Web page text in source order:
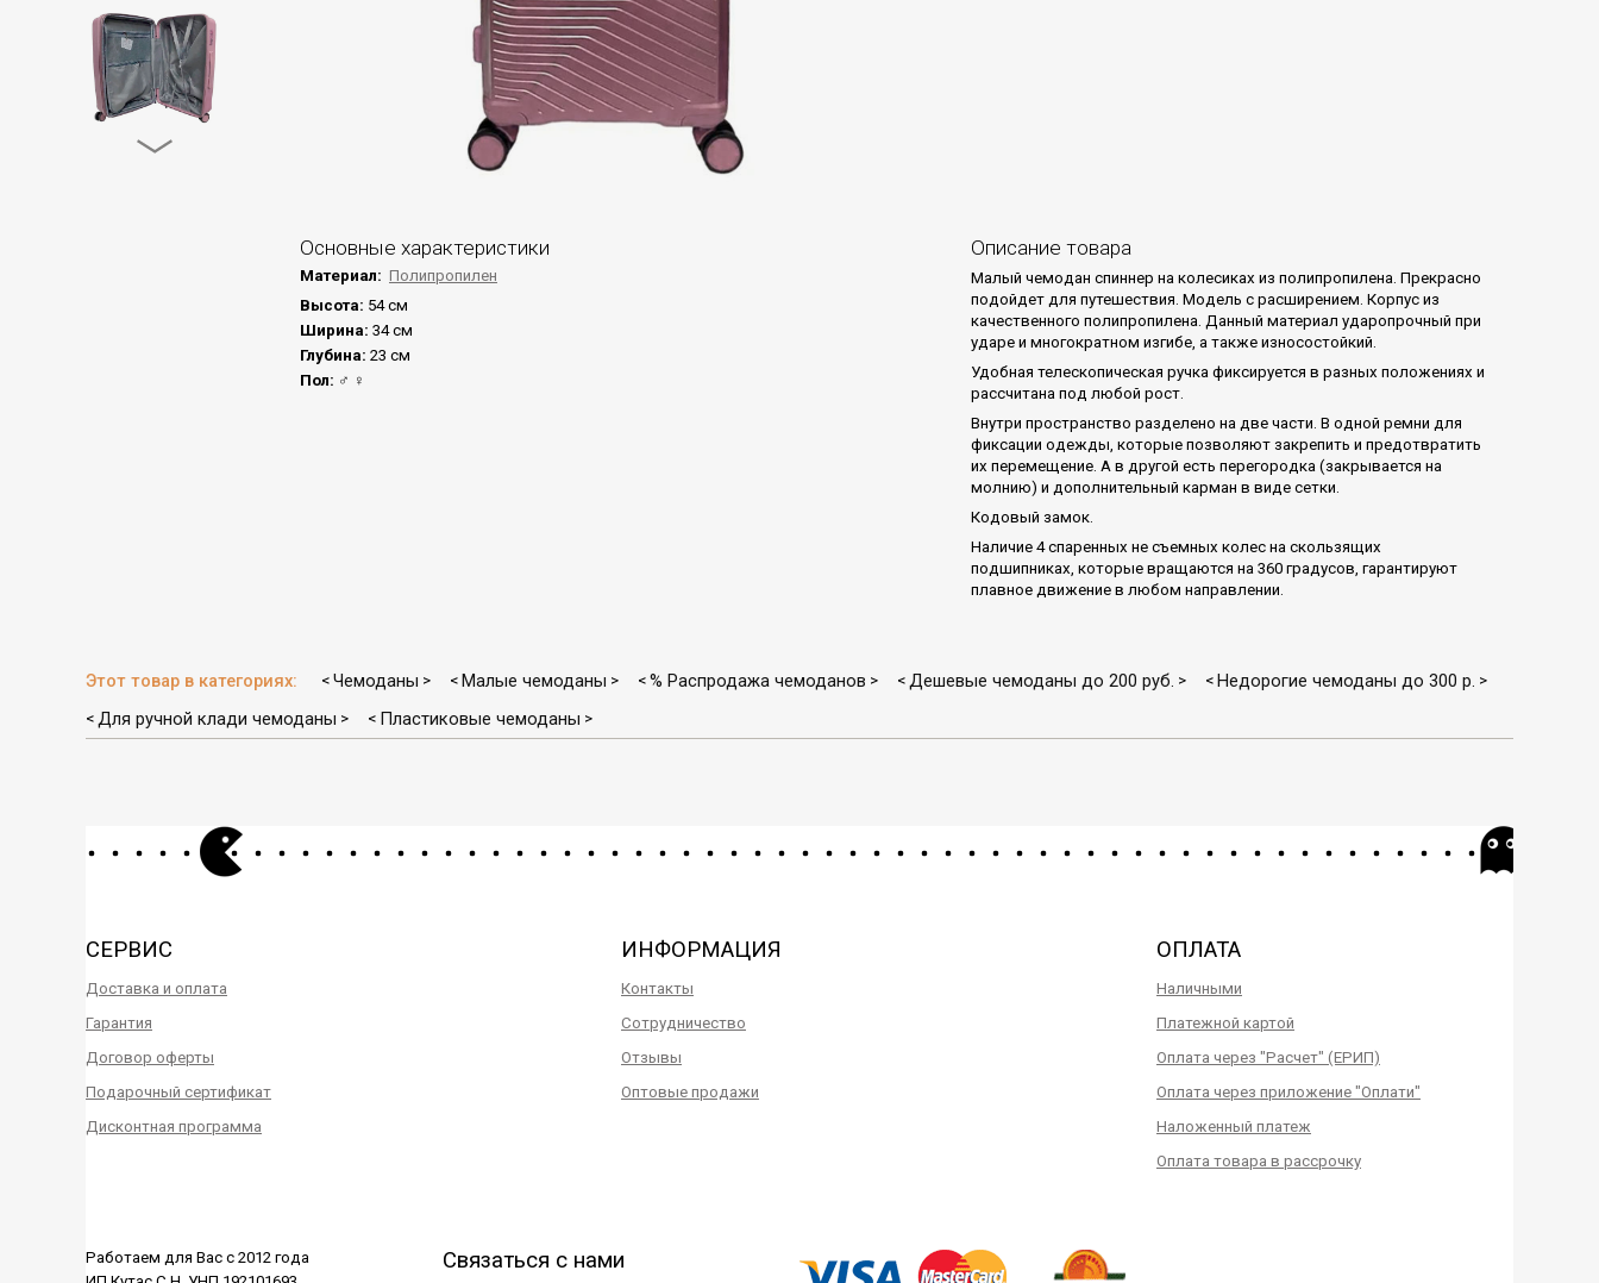
Основные характеристики
Материал: Полипропилен
Высота: 54 см
Ширина: 34 см
Глубина: 23 см
Пол: ♂ ♀
Описание товара
Малый чемодан спиннер на колесиках из полипропилена. Прекрасно
подойдет для путешествия. Модель с расширением. Корпус из
качественного полипропилена. Данный материал ударопрочный при
ударе и многократном изгибе, а также износостойкий.
Удобная телескопическая ручка фиксируется в разных положениях и
рассчитана под любой рост.
Внутри пространство разделено на две части. В одной ремни для
фиксации одежды, которые позволяют закрепить и предотвратить
их перемещение. А в другой есть перегородка (закрывается на
молнию) и дополнительный карман в виде сетки.
Кодовый замок.
Наличие 4 спаренных не съемных колес на скользящих
подшипниках, которые вращаются на 360 градусов, гарантируют
плавное движение в любом направлении.
Этот товар в категориях: < Чемоданы > < Малые чемоданы > < % Распродажа чемоданов > < Дешевые чемоданы до 200 руб. > < Недорогие чемоданы до 300 р. >
< Для ручной клади чемоданы > < Пластиковые чемоданы >
СЕРВИС
Доставка и оплата
Гарантия
Договор оферты
Подарочный сертификат
Дисконтная программа
ИНФОРМАЦИЯ
Контакты
Сотрудничество
Отзывы
Оптовые продажи
ОПЛАТА
Наличными
Платежной картой
Оплата через "Расчет" (ЕРИП)
Оплата через приложение "Оплати"
Наложенный платеж
Оплата товара в рассрочку
Работаем для Вас с 2012 года
Связаться с нами